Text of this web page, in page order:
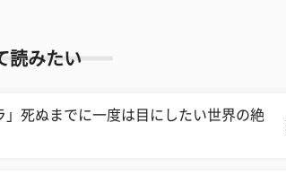
読みたい
」死ぬまでに一度は目にしたい世界の絶